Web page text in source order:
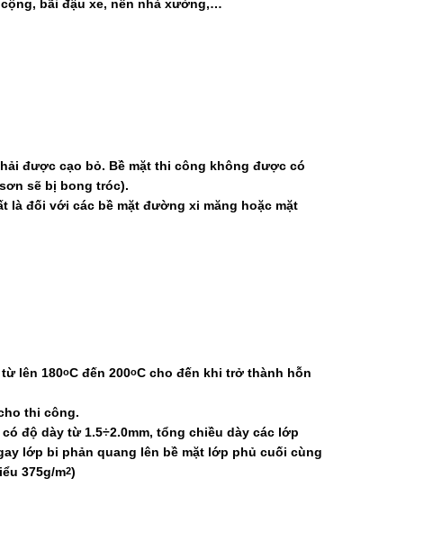
bãi đậu xe, nền nhà xưởng,…
được cạo bỏ. Bề mặt thi công không được có
sẽ bị bong tróc).
là đối với các bề mặt đường xi măng hoặc mặt
lên 180oC đến 200oC cho đến khi trở thành hỗn
thi công.
độ dày từ 1.5÷2.0mm, tổng chiều dày các lớp
lớp bi phản quang lên bề mặt lớp phủ cuối cùng
375g/m2)